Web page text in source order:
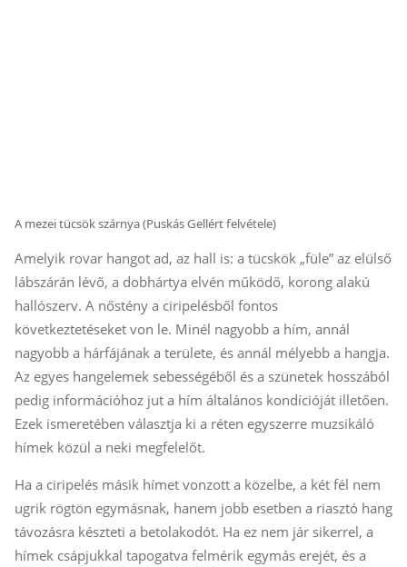
A mezei tücsök szárnya (Puskás Gellért felvétele)
Amelyik rovar hangot ad, az hall is: a tücskök „füle” az elülső
lábszárán lévő, a dobhártya elvén működő, korong alakú
hallószerv. A nőstény a ciripelésből fontos
következtetéseket von le. Minél nagyobb a hím, annál
nagyobb a hárfájának a területe, és annál mélyebb a hangja.
Az egyes hangelemek sebességéből és a szünetek hosszából
pedig információhoz jut a hím általános kondícióját illetően.
Ezek ismeretében választja ki a réten egyszerre muzsikáló
hímek közül a neki megfelelőt.
Ha a ciripelés másik hímet vonzott a közelbe, a két fél nem
ugrik rögtön egymásnak, hanem jobb esetben a riasztó hang
távozásra készteti a betolakodót. Ha ez nem jár sikerrel, a
hímek csápjukkal tapogatva felmérik egymás erejét, és a